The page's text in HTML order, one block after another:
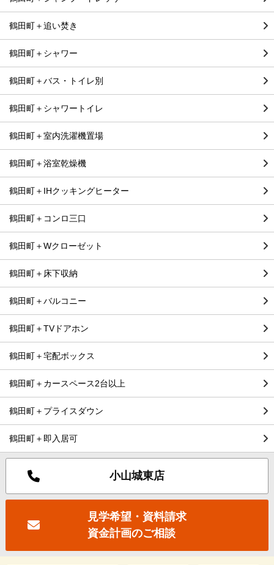
鶴田町＋追い焚き
鶴田町＋シャワー
鶴田町＋バス・トイレ別
鶴田町＋シャワートイレ
鶴田町＋室内洗濯機置場
鶴田町＋浴室乾燥機
鶴田町＋IHクッキングヒーター
鶴田町＋コンロ三口
鶴田町＋Wクローゼット
鶴田町＋床下収納
鶴田町＋バルコニー
鶴田町＋TVドアホン
鶴田町＋宅配ボックス
鶴田町＋カースペース2台以上
鶴田町＋プライスダウン
鶴田町＋即入居可
小山城東店
見学希望・資料請求
資金計画のご相談